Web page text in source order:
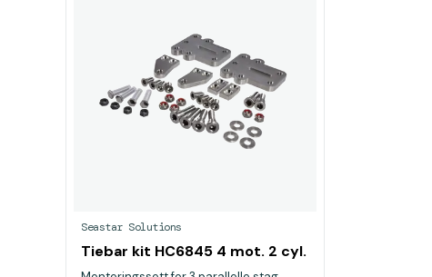
Seastar Solutions
Tiebar kit HC6845 4 mot. 2 cyl.